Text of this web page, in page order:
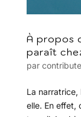
À propos
paraît
par
La narratrice,
elle. En effet,